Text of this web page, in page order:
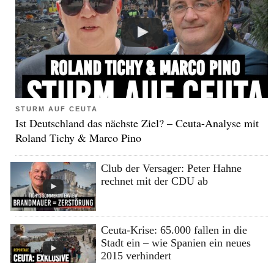
STURM AUF CEUTA
Ist Deutschland das nächste Ziel? – Ceuta-Analyse mit
Roland Tichy & Marco Pino
Club der Versager: Peter Hahne
rechnet mit der CDU ab
Ceuta-Krise: 65.000 fallen in die
Stadt ein – wie Spanien ein neues
2015 verhindert